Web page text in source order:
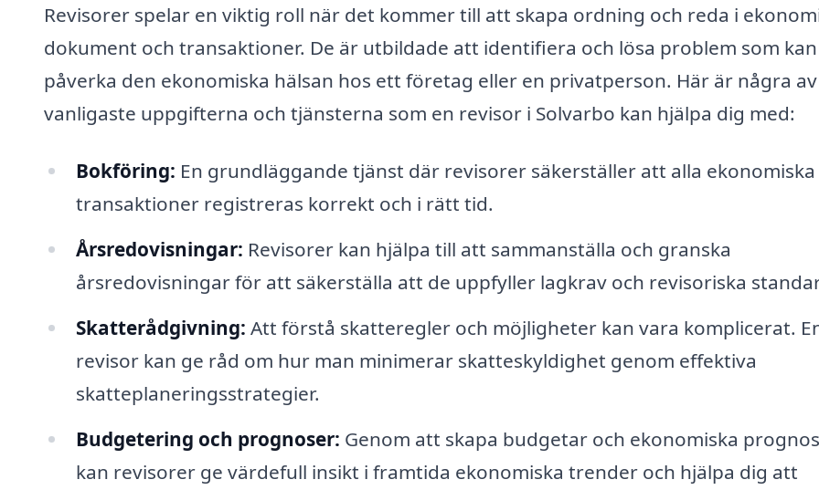
Revisorer spelar en viktig roll när det kommer till att skapa ordning och reda i
dokument och transaktioner. De är utbildade att identifiera och lösa problem som kan
påverka den ekonomiska hälsan hos ett företag eller en privatperson. Här är några
vanligaste uppgifterna och tjänsterna som en revisor i Solvarbo kan hjälpa dig med:
Bokföring: En grundläggande tjänst där revisorer säkerställer att alla ekonomiska
transaktioner registreras korrekt och i rätt tid.
Årsredovisningar: Revisorer kan hjälpa till att sammanställa och granska
årsredovisningar för att säkerställa att de uppfyller lagkrav och revisoriska
Skatterådgivning: Att förstå skatteregler och möjligheter kan vara komplicerat.
revisor kan ge råd om hur man minimerar skatteskyldighet genom effektiva
skatteplaneringsstrategier.
Budgetering och prognoser: Genom att skapa budgetar och ekonomiska
kan revisorer ge värdefull insikt i framtida ekonomiska trender och hjälpa dig att